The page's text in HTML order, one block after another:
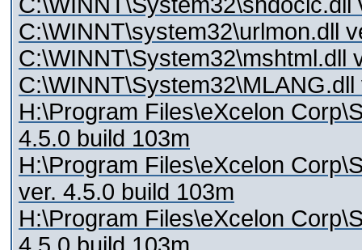
C:\WINNT\system32\urlmon.dll
C:\WINNT\System32\mshtml.dll
H:\Program Files\eXcelon
4.5.0 build 103m
H:\Program Files\eXcelon
ver. 4.5.0 build 103m
H:\Program Files\eXcelon